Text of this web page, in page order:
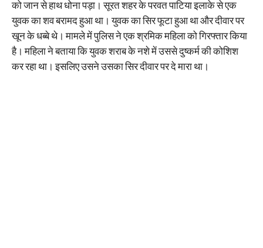
को जान से हाथ धोना पड़ा। सूरत शहर के परवत पाटिया इलाके से एक
युवक का शव बरामद हुआ था। युवक का सिर फूटा हुआ था और दीवार पर
खून के धब्बे थे। मामले में पुलिस ने एक श्रमिक महिला को गिरफ्तार किया
है। महिला ने बताया कि युवक शराब के नशे में उससे दुष्कर्म की कोशिश
कर रहा था। इसलिए उसने उसका सिर दीवार पर दे मारा था।